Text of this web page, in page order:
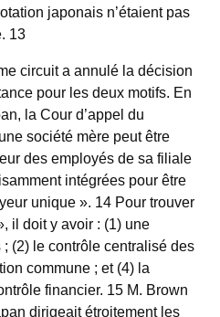
japonais n’étaient pas
13
circuit a annulé la décision
pour les deux motifs. En
la Cour d’appel du
société mère peut être
des employés de sa filiale
intégrées pour être
unique ». 14 Pour trouver
il doit y avoir : (1) une
(2) le contrôle centralisé des
commune ; et (4) la
financier. 15 M. Brown
dirigeait étroitement les